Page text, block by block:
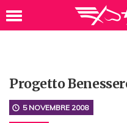
Progetto
5 NOVEMBRE 2008